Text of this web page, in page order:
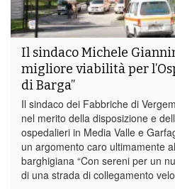
Il sindaco Michele
migliore viabilità per
di Barga”
Il sindaco dei Fabbriche di
nel merito della disposizione e
ospedalieri in Media Valle e
un argomento caro ultimamente
barghigiana “Con sereni per un
di una strada di collegamento